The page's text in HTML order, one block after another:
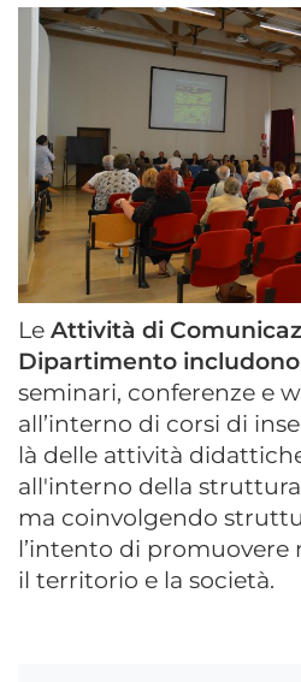
Le Attività di
Dipartimento includono
seminari, conferenze e
all’interno di corsi di
là delle attività
all'interno della
ma coinvolgendo
l’intento di promuovere
il territorio e la società.